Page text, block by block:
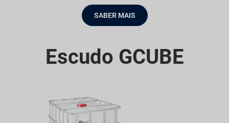
SABER MAIS
Escudo GCUBE